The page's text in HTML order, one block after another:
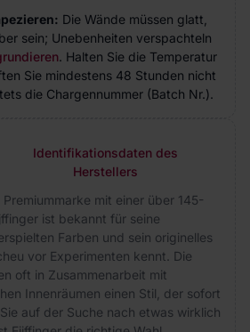
Die Wände müssen glatt,
sein; Unebenheiten verspachteln
. Halten Sie die Temperatur
Sie mindestens 48 Stunden nicht
die Chargennummer (Batch Nr.).
Identifikationsdaten des
Herstellers
mit einer über 145-
ist bekannt für seine
Farben und sein originelles
vor Experimenten kennt. Die
oft in Zusammenarbeit mit
Innenräumen einen Stil, der sofort
auf der Suche nach etwas wirklich